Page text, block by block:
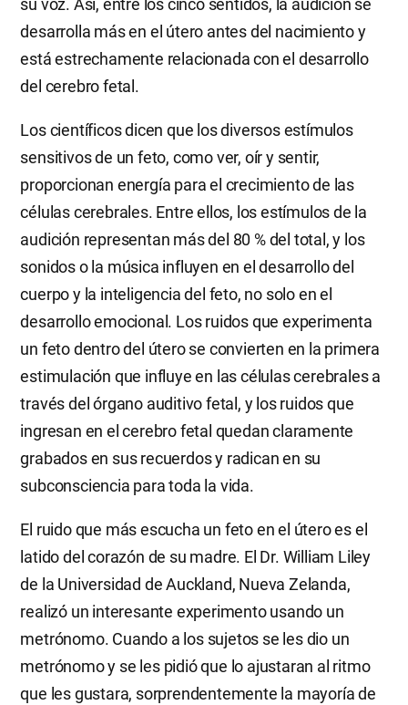
desarrolla más en el útero antes del nacimiento y
está estrechamente relacionada con el desarrollo
del cerebro fetal.
Los científicos dicen que los diversos estímulos
sensitivos de un feto, como ver, oír y sentir,
proporcionan energía para el crecimiento de las
células cerebrales. Entre ellos, los estímulos de la
audición representan más del 80 % del total, y los
sonidos o la música influyen en el desarrollo del
cuerpo y la inteligencia del feto, no solo en el
desarrollo emocional. Los ruidos que experimenta
un feto dentro del útero se convierten en la primera
estimulación que influye en las células cerebrales a
través del órgano auditivo fetal, y los ruidos que
ingresan en el cerebro fetal quedan claramente
grabados en sus recuerdos y radican en su
subconsciencia para toda la vida.
El ruido que más escucha un feto en el útero es el
latido del corazón de su madre. El Dr. William Liley
de la Universidad de Auckland, Nueva Zelanda,
realizó un interesante experimento usando un
metrónomo. Cuando a los sujetos se les dio un
metrónomo y se les pidió que lo ajustaran al ritmo
que les gustara, sorprendentemente la mayoría de